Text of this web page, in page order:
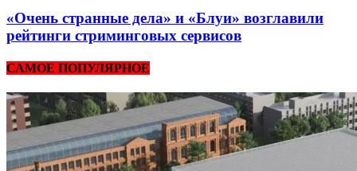
«Очень странные дела» и «Блуи» возглавили
рейтинги стриминговых сервисов
САМОЕ ПОПУЛЯРНОЕ